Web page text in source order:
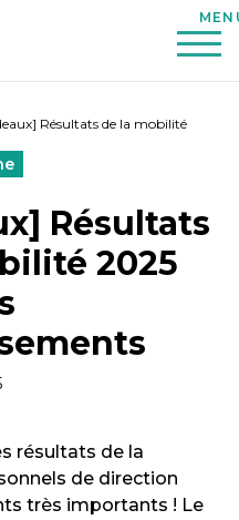
Résultats de la mobilité
Résultats
2025
résultats de la
de direction
très importants ! Le